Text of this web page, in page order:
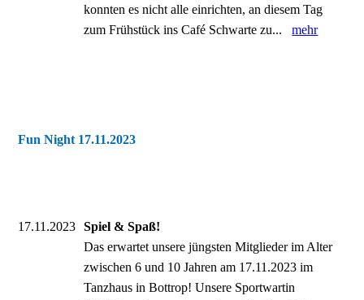
konnten es nicht alle einrichten, an diesem Tag
zum Frühstück ins Café Schwarte zu...mehr
Fun Night 17.11.2023
17.11.2023
Spiel & Spaß!
Das erwartet unsere jüngsten Mitglieder im Alter
zwischen 6 und 10 Jahren am 17.11.2023 im
Tanzhaus in Bottrop! Unsere Sportwartin